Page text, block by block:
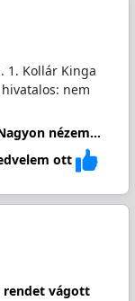
1. Kollár Kinga
nem
nézem...
ott
rendet vágott